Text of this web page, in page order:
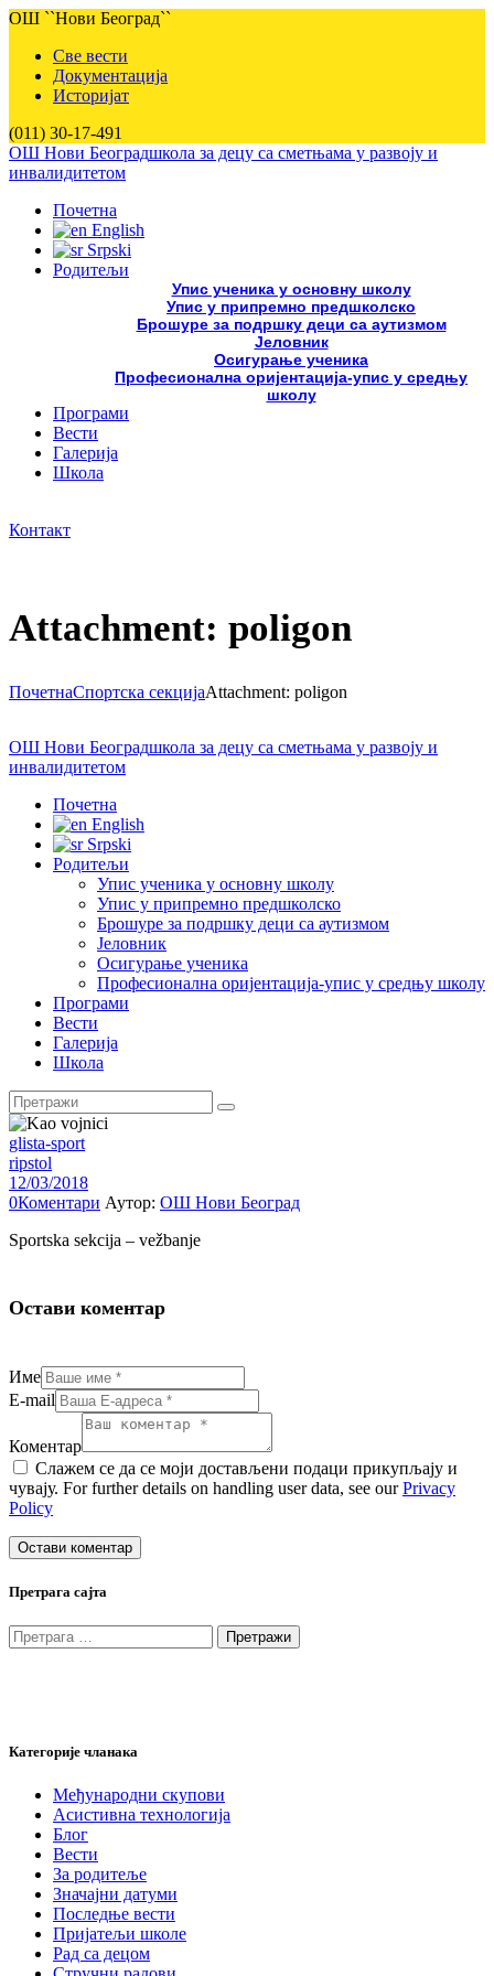
ОШ ``Нови Београд``
Све вести
Документација
Историјат
(011) 30-17-491
ОШ Нови Београдшкола за децу са сметњама у развоју и
инвалидитетом
Почетна
English
Srpski
Родитељи
Упис ученика у основну школу
Упис у припремно предшколско
Брошуре за подршку деци са аутизмом
Јеловник
Осигурање ученика
Професионална оријентација-упис у средњу
школу
Програми
Вести
Галерија
Школа
Контакт
Attachment: poligon
ПочетнаСпортска секцијаAttachment: poligon
ОШ Нови Београдшкола за децу са сметњама у развоју и
инвалидитетом
Почетна
English
Srpski
Родитељи
Упис ученика у основну школу
Упис у припремно предшколско
Брошуре за подршку деци са аутизмом
Јеловник
Осигурање ученика
Професионална оријентација-упис у средњу школу
Програми
Вести
Галерија
Школа
glista-sport
ripstol
12/03/2018
0Коментари Аутор: ОШ Нови Београд
Sportska sekcija – vežbanje
Остави коментар
Име
E-mail
Коментар
Слажем се да се моји достављени подаци прикупљају и
чувају. For further details on handling user data, see ourPrivacy
Policy
Претрага сајта
Претрага
за:
Категорије чланака
Међународни скупови
Асистивна технологија
Блог
Вести
За родитеље
Значајни датуми
Последње вести
Пријатељи школе
Рад са децом